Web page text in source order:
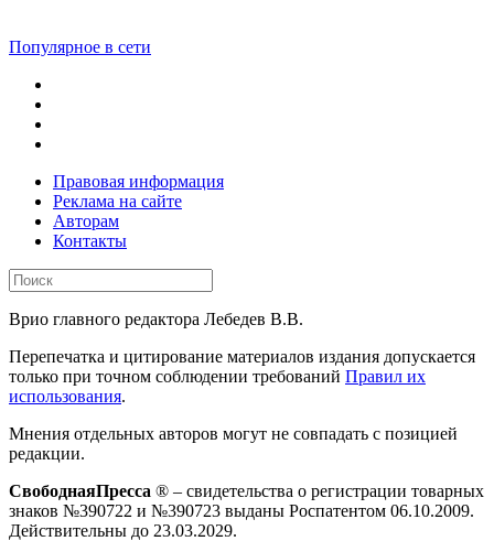
Популярное в сети
Правовая информация
Реклама на сайте
Авторам
Контакты
Врио главного редактора Лебедев В.В.
Перепечатка и цитирование материалов издания допускается
только при точном соблюдении требований Правил их
использования.
Мнения отдельных авторов могут не совпадать с позицией
редакции.
СвободнаяПресса ® – свидетельства о регистрации товарных
знаков №390722 и №390723 выданы Роспатентом 06.10.2009.
Действительны до 23.03.2029.